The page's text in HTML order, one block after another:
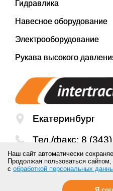
Гидравлика
Навесное оборудование
Электрооборудование
Рукава высокого
Екатеринбург
Тел./факс: 8
Email:
Наш сайт автоматически
Продолжая пользоваться
с обработкой персональных